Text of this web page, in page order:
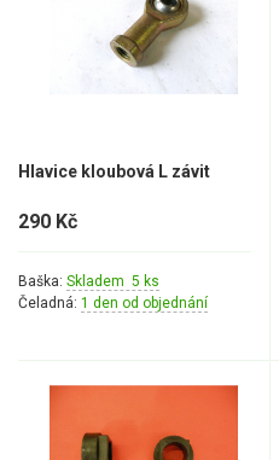
Hlavice kloubová L závit
290 Kč
Baška: Skladem 5 ks
Čeladná: 1 den od objednání